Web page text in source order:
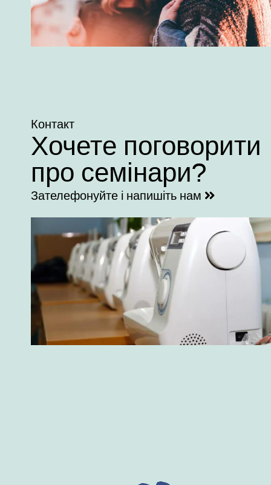
Контакт
Хочете поговорити
про семінари?
Зателефонуйте і напишіть нам